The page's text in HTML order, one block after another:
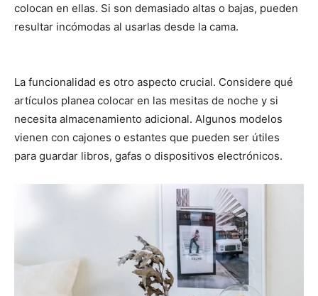
colocan en ellas. Si son demasiado altas o bajas, pueden
resultar incómodas al usarlas desde la cama.
La funcionalidad es otro aspecto crucial. Considere qué
artículos planea colocar en las mesitas de noche y si
necesita almacenamiento adicional. Algunos modelos
vienen con cajones o estantes que pueden ser útiles
para guardar libros, gafas o dispositivos electrónicos.